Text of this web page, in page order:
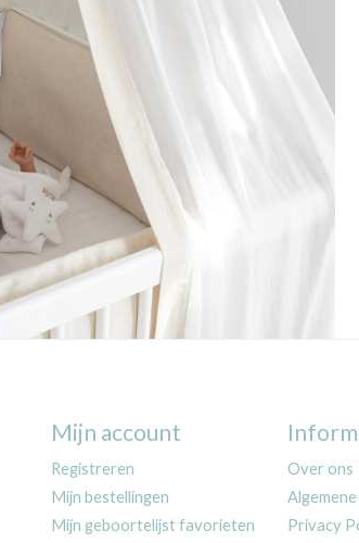
Mijn account
Registreren
Mijn bestellingen
Mijn geboortelijst favorieten
Over ons
Privacy